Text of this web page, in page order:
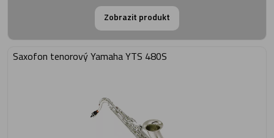
Zobrazit produkt
Saxofon tenorový Yamaha YTS 480S